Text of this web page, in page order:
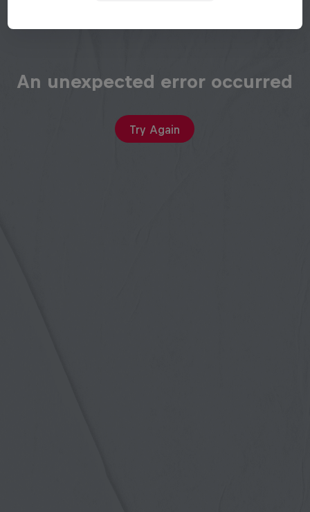
An unexpected error occurred
Try Again